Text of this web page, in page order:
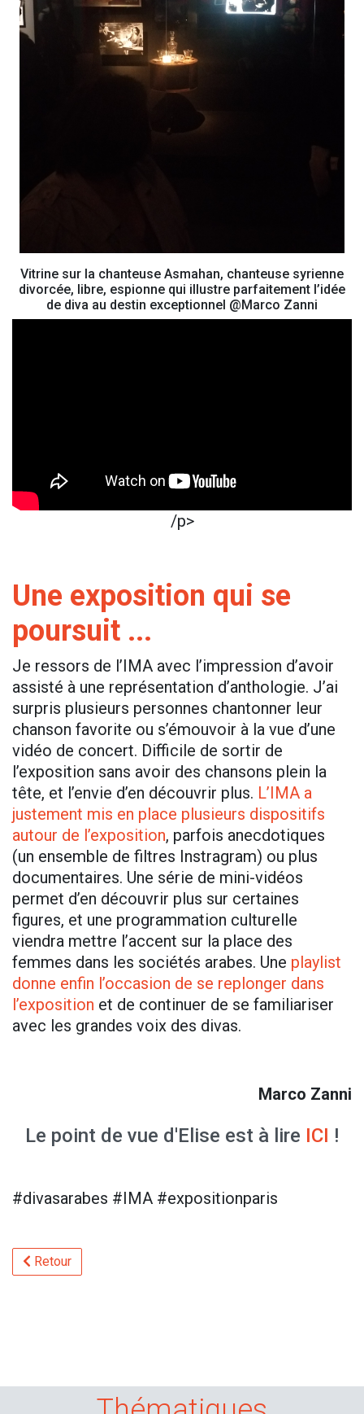
Vitrine sur la chanteuse Asmahan, chanteuse syrienne
divorcée, libre, espionne qui illustre parfaitement l’idée
de diva au destin exceptionnel @Marco Zanni
/p>
Une exposition qui se
poursuit ...
Je ressors de l’IMA avec l’impression d’avoir
assisté à une représentation d’anthologie. J’ai
surpris plusieurs personnes chantonner leur
chanson favorite ou s’émouvoir à la vue d’une
vidéo de concert. Difficile de sortir de
l’exposition sans avoir des chansons plein la
tête, et l’envie d’en découvrir plus. L’IMA a
justement mis en place plusieurs dispositifs
autour de l’exposition, parfois anecdotiques
(un ensemble de filtres Instragram) ou plus
documentaires. Une série de mini-vidéos
permet d’en découvrir plus sur certaines
figures, et une programmation culturelle
viendra mettre l’accent sur la place des
femmes dans les sociétés arabes. Une playlist
donne enfin l’occasion de se replonger dans
l’exposition et de continuer de se familiariser
avec les grandes voix des divas.
Marco Zanni
Le point de vue d'Elise est à lire ICI !
#divasarabes #IMA #expositionparis
Retour